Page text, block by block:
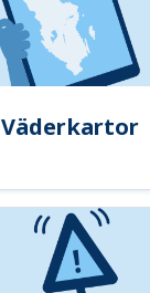
Väderkartor